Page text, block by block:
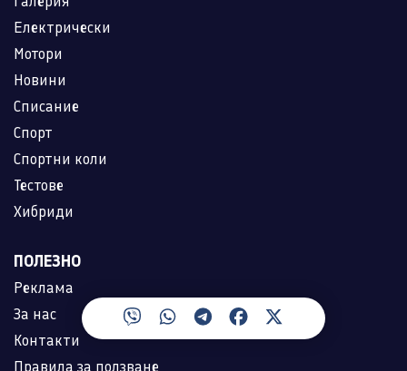
Електрически
Мотори
Новини
Списание
Спорт
Спортни коли
Тестове
Хибриди
ПОЛЕЗНО
Реклама
За нас
Контакти
Правила за ползване